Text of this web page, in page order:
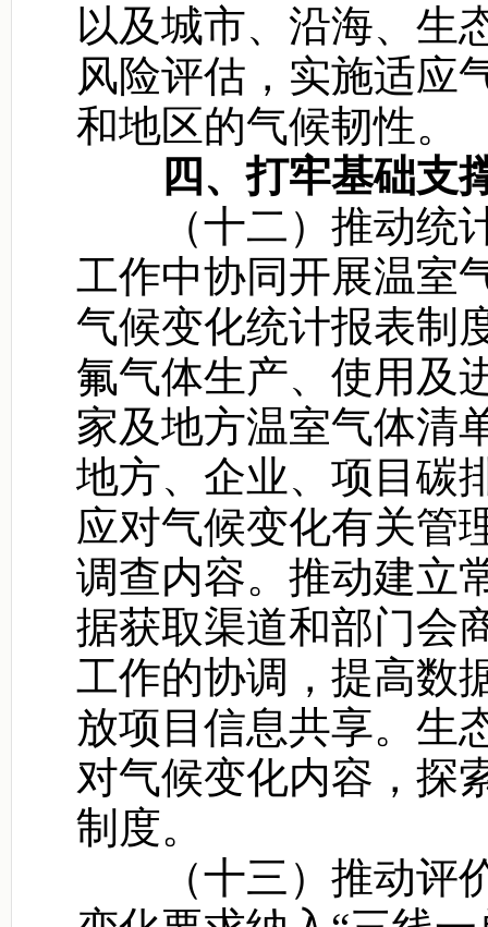
以及城市、沿海、生
风险评估，实施适应
和地区的气候韧性。
四、打牢基础支
（十二）推动统计
工作中协同开展温室
气候变化统计报表制
氟气体生产、使用及
家及地方温室气体清
地方、企业、项目碳
应对气候变化有关管
调查内容。推动建立
据获取渠道和部门会
工作的协调，提高数
放项目信息共享。生
对气候变化内容，探
制度。
（十三）推动评价